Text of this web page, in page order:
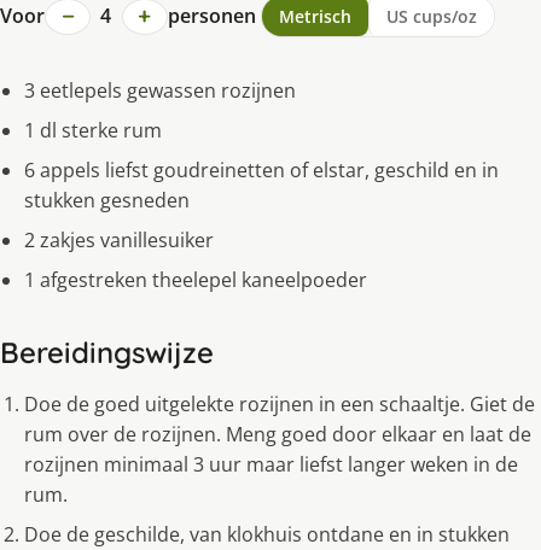
Voor − 4 + personen Metrisch US cups/oz
3 eetlepels gewassen rozijnen
1 dl sterke rum
6 appels liefst goudreinetten of elstar, geschild en in
stukken gesneden
2 zakjes vanillesuiker
1 afgestreken theelepel kaneelpoeder
Bereidingswijze
Doe de goed uitgelekte rozijnen in een schaaltje. Giet de
rum over de rozijnen. Meng goed door elkaar en laat de
rozijnen minimaal 3 uur maar liefst langer weken in de
rum.
Doe de geschilde, van klokhuis ontdane en in stukken